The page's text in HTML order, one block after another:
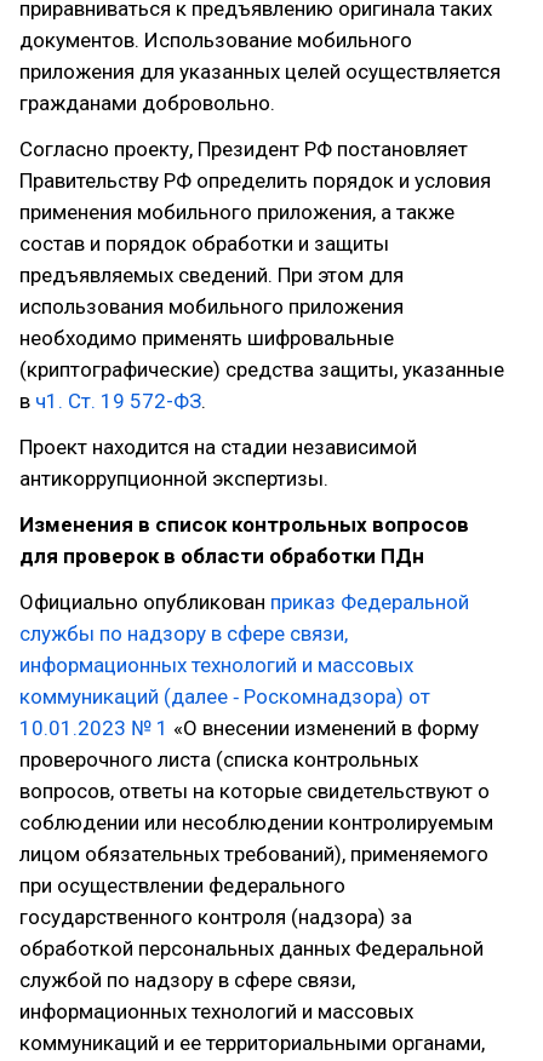
приравниваться к предъявлению оригинала таких
документов. Использование мобильного
приложения для указанных целей осуществляется
гражданами добровольно.
Согласно проекту, Президент РФ постановляет
Правительству РФ определить порядок и условия
применения мобильного приложения, а также
состав и порядок обработки и защиты
предъявляемых сведений. При этом для
использования мобильного приложения
необходимо применять шифровальные
(криптографические) средства защиты, указанные
в ч1. Ст. 19 572-ФЗ.
Проект находится на стадии независимой
антикоррупционной экспертизы.
Изменения в список контрольных вопросов
для проверок в области обработки ПДн
Официально опубликован приказ Федеральной
службы по надзору в сфере связи,
информационных технологий и массовых
коммуникаций (далее ‑ Роскомнадзора) от
10.01.2023 № 1 «О внесении изменений в форму
проверочного листа (списка контрольных
вопросов, ответы на которые свидетельствуют о
соблюдении или несоблюдении контролируемым
лицом обязательных требований), применяемого
при осуществлении федерального
государственного контроля (надзора) за
обработкой персональных данных Федеральной
службой по надзору в сфере связи,
информационных технологий и массовых
коммуникаций и ее территориальными органами,